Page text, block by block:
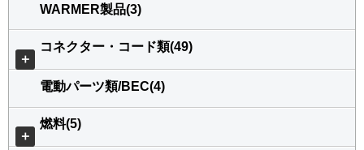
WARMER製品(3)
＋
コネクター・コード類(49)
電動パーツ類/BEC(4)
＋
燃料(5)